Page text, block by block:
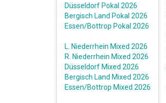
Düsseldorf Pokal 2026
Bergisch Land Pokal 2026
Essen/Bottrop Pokal 2026
L. Niederrhein Mixed 2026
R. Niederrhein Mixed 2026
Düsseldorf Mixed 2026
Bergisch Land Mixed 2026
Essen/Bottrop Mixed 2026